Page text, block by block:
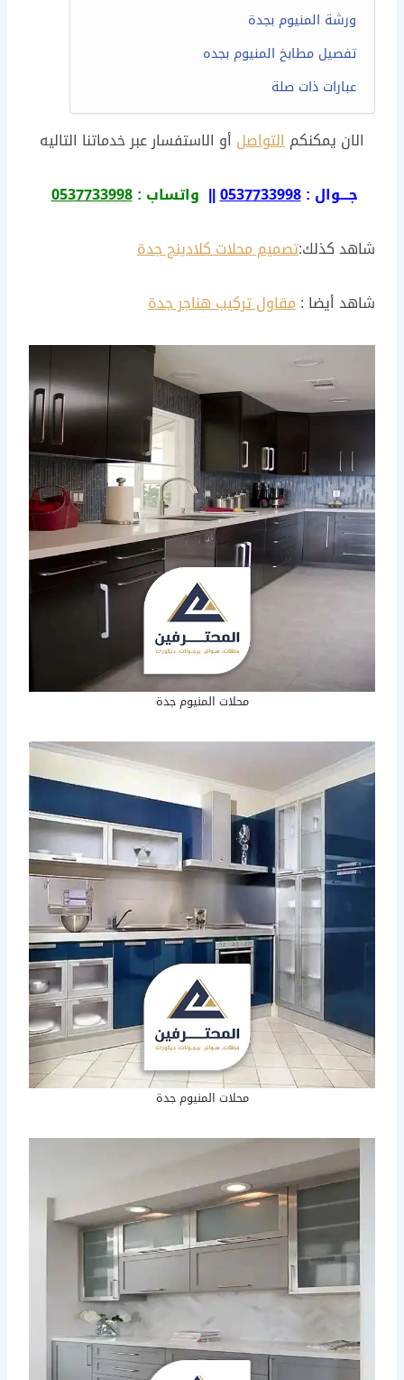
ورشة المنيوم بجدة
تفصيل مطابخ المنيوم بجده
عبارات ذات صلة
الان يمكنكمالتواصل أو الاستفسار عبر خدماتنا التاليه
جـــوال :0537733998
|| واتساب :0537733998
شاهد كذلك:تصميم محلات كلادينج جدة
شاهد أيضا :مقاول تركيب هناجر جدة
محلات المنيوم جدة
محلات المنيوم جدة